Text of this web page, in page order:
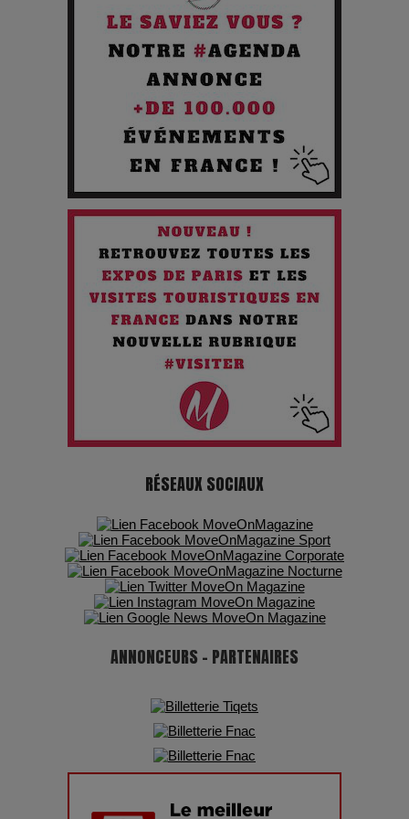
Pourquoi les Petites Entreprises Créatives Deviennent les
Cibles des Hackers
Les 3 meilleures destinations pour des vacances sportives
Quand l'Opéra Rencontre l'IA : Lola Volonakis, l'Artiste du
Paradoxe qui Chante le Futur
Chien 51 - Quand l’IA prend le pouvoir : une plongée dans un
futur troublant
Maïra Kerey, la “voix d’or du Kazakhstan”, célèbre ses 30
ans de carrière à la Salle Gaveau
Les dessous de la fast fashion : un désastre écologique en
7 Techniques Secrètes des Photographes de Stars
Adieu Jean-Pat : rire au bord du précipice
Pharaonic Festival 2025 : 10 ans d’électro sous les
montagnes, une fête à ne pas manquer
RÉSEAUX SOCIAUX
ANNONCEURS - PARTENAIRES